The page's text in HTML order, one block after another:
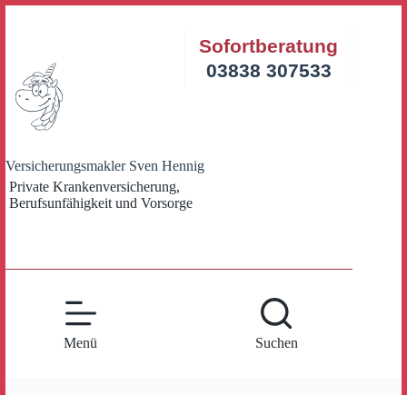
Versicherungsmakler Sven Hennig
Private Krankenversicherung,
Berufsunfähigkeit und Vorsorge
Sofortberatung
03838 307533
Menü Suchen